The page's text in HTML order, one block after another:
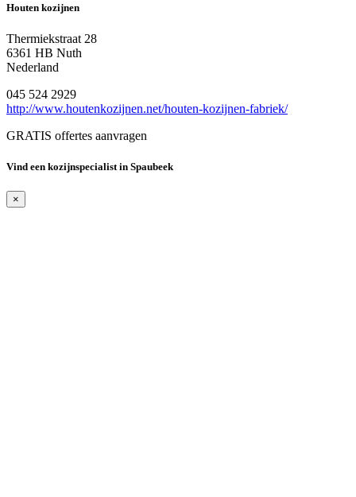
Houten kozijnen
Thermiekstraat 28
6361 HB Nuth
Nederland
045 524 2929
http://www.houtenkozijnen.net/houten-kozijnen-fabriek/
GRATIS offertes aanvragen
Vind een kozijnspecialist in Spaubeek
×